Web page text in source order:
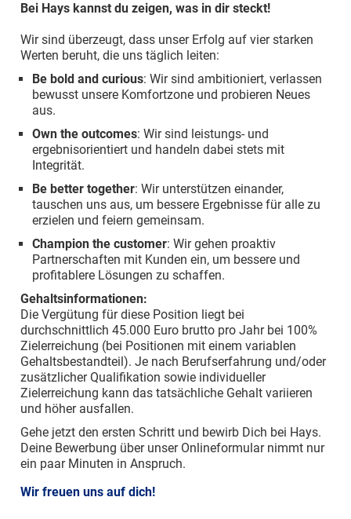
Bei Hays kannst du zeigen, was in dir steckt!
Wir sind überzeugt, dass unser Erfolg auf vier starken
Werten beruht, die uns täglich leiten:
Be bold and curious: Wir sind ambitioniert, verlassen
bewusst unsere Komfortzone und probieren Neues
aus.
Own the outcomes: Wir sind leistungs- und
ergebnisorientiert und handeln dabei stets mit
Integrität.
Be better together: Wir unterstützen einander,
tauschen uns aus, um bessere Ergebnisse für alle zu
erzielen und feiern gemeinsam.
Champion the customer: Wir gehen proaktiv
Partnerschaften mit Kunden ein, um bessere und
profitablere Lösungen zu schaffen.
Gehaltsinformationen:
Die Vergütung für diese Position liegt bei
durchschnittlich 45.000 Euro brutto pro Jahr bei 100%
Zielerreichung (bei Positionen mit einem variablen
Gehaltsbestandteil). Je nach Berufserfahrung und/oder
zusätzlicher Qualifikation sowie individueller
Zielerreichung kann das tatsächliche Gehalt variieren
und höher ausfallen.
Gehe jetzt den ersten Schritt und bewirb Dich bei Hays.
Deine Bewerbung über unser Onlineformular nimmt nur
ein paar Minuten in Anspruch.
Wir freuen uns auf dich!